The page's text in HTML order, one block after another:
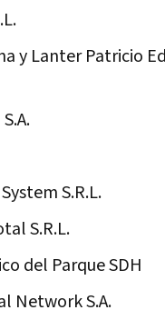
y Lanter Patricio
S.R.L.
S.R.L.
del Parque SDH
Network S.A.